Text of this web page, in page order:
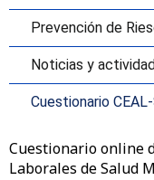
Prevención de
Noticias y
Cuestionario
Cuestionario online
Laborales de Salud